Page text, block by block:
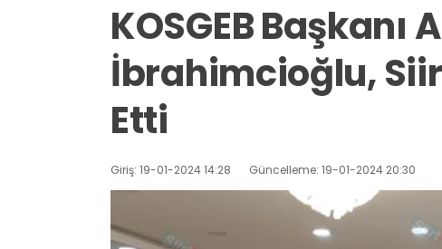
KOSGEB Başkanı
İbrahimcioğlu,
Etti
Giriş: 19-01-2024 14:28 Güncelleme: 19-01-2024 20:30